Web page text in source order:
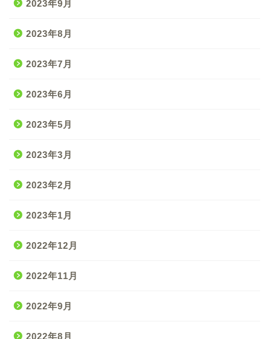
2023年9月
2023年8月
2023年7月
2023年6月
2023年5月
2023年3月
2023年2月
2023年1月
2022年12月
2022年11月
2022年9月
2022年8月